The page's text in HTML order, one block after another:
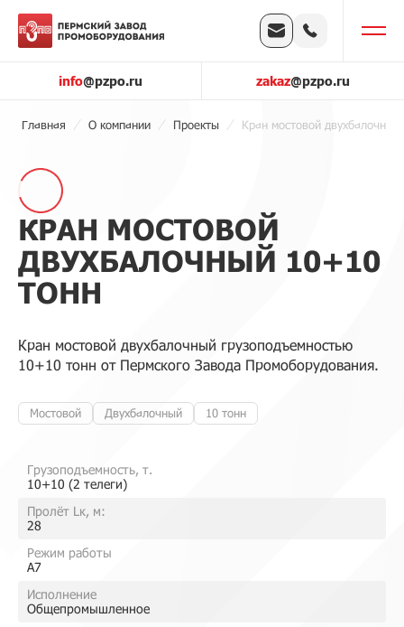
info@pzpo.ru zakaz@pzpo.ru
Главная О компании Проекты Кран мостовой
КРАН МОСТОВОЙ
ДВУХБАЛОЧНЫЙ 10+10
ТОНН
Кран мостовой двухбалочный грузоподъемностью
10+10 тонн от Пермского Завода Промоборудования.
Мостовой Двухбалочный 10 тонн
Грузоподъемность, т.
10+10 (2 телеги)
Пролёт Lк, м:
28
Режим работы
A7
Исполнение
Общепромышленное